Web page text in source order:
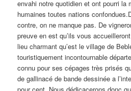
envahi notre quotidien et ont pourri la
humaines toutes nations
contre, on ne manque pas. De
preuve en est qu’ils vous
lieu charmant qu’est le village de
touristiquement incontournable
connu pour ses cépages très prisés
de gallinacé de bande dessinée a